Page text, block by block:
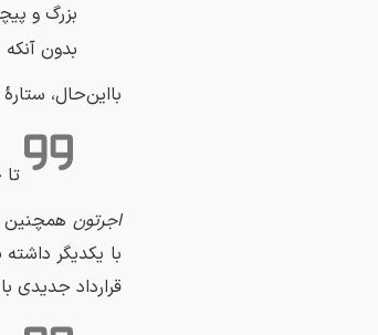
بزرگ و
بدون
بااین‌حال،
اجرتون همچنین
با یکدیگر
قرارداد جدیدی